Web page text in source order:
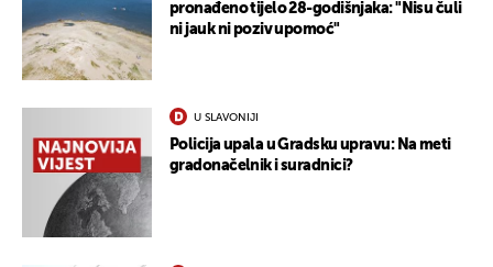
pronađeno tijelo 28-godišnjaka: "Nisu čuli
ni jauk ni poziv upomoć"
U SLAVONIJI
Policija upala u Gradsku upravu: Na meti
gradonačelnik i suradnici?